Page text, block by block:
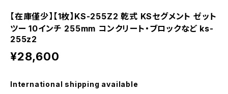
【在庫僅少】【1枚】KS-255Z2 乾式 KSセグメント ゼット
ツー 10インチ 255mm コンクリート・ブロックなど ks-
255z2
¥28,600
International shipping available